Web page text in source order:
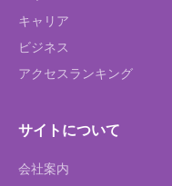
キャリア
ビジネス
アクセスランキング
サイトについて
会社案内